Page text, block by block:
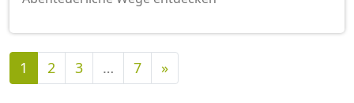
1 2 3 … 7 »Nächste